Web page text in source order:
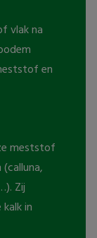
vlak na
en
meststof
Zij
in